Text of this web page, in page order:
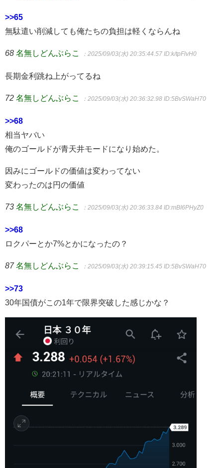
>>65
無駄遣い削減しても俺たちの負担は軽くならんね
68 名無しどんぶらこ ：2025/09/03(水) 20:35:44.57 ID:k/tpFlvH0
長期金利跳ね上がってるね
72 名無しどんぶらこ ：2025/09/03(水) 20:36:32.98 ID:5BvSWaH70
>>68
相当ヤバい
俺のゴールドが青天井モードになり始めた。
因みにゴールドの価値は変わってない
変わったのは円の価値
73 名無しどんぶらこ ：2025/09/03(水) 20:36:33.84 ID:mBI6PHyZ0
>>68
ロクパーとか7%とかになったの？
87 名無しどんぶらこ ：2025/09/03(水) 20:39:15.45 ID:5BvSWaH70
>>73
30年国債がこの1年で限界突破した感じかな？